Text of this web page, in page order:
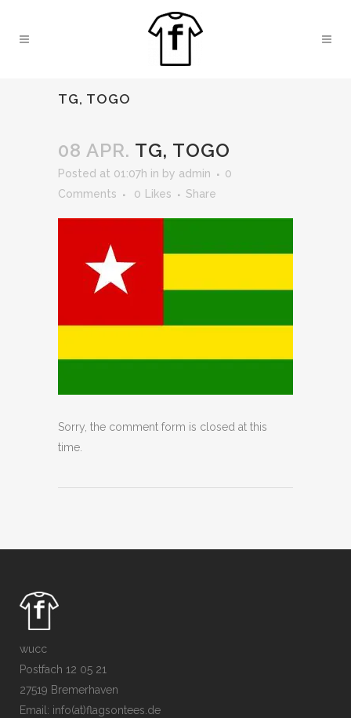
TG, TOGO
08 APR. TG, TOGO
Posted at 01:07h in by admin
0
Comments
0 Likes Share
Sorry, the comment form is closed at this
time.
wucc
Postfach 12 05 21
27519 Bremerhaven
Email: info(at)flagsontees.de